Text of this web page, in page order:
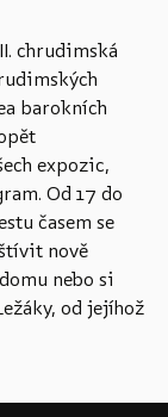
chrudimská
barokních
expozic,
Od 17 do
časem se
nově
nebo si
od jejíhož